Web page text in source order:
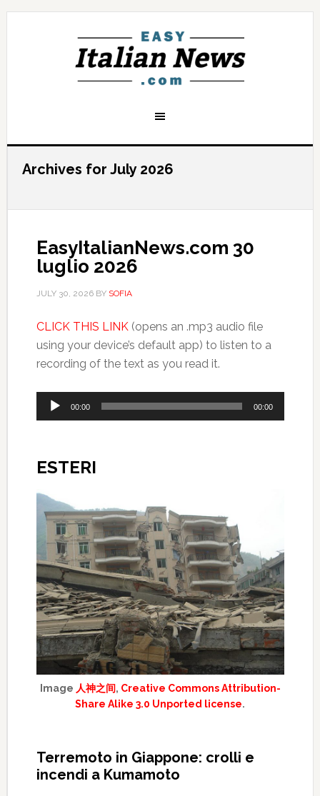
Archives for July 2026
EasyItalianNews.com 30
luglio 2026
JULY 30, 2026BY SOFIA
CLICK THIS LINK(opens an .mp3 audio file
using your device’s default app) to listen to a
recording of the text as you read it.
Audio
Player
00:00 00:00
ESTERI
Image 人神之间, Creative Commons Attribution-
Share Alike 3.0 Unported license.
Terremoto in Giappone: crolli e
incendi a Kumamoto